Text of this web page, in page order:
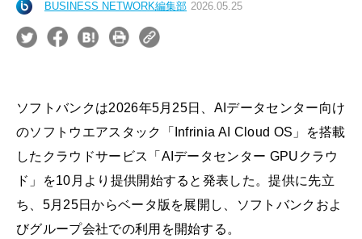
BUSINESS NETWORK編集部 2026.05.25
ソフトバンクは2026年5月25日、AIデータセンター向け
のソフトウエアスタック「Infrinia AI Cloud OS」を搭載
したクラウドサービス「AIデータセンター GPUクラウ
ド」を10月より提供開始すると発表した。提供に先立
ち、5月25日からベータ版を展開し、ソフトバンクおよ
びグループ会社での利用を開始する。